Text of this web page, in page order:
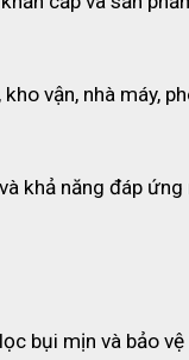
lâu hoặc vận
vận, nhà máy,
khả năng đáp ứng
bụi mịn và bảo vệ